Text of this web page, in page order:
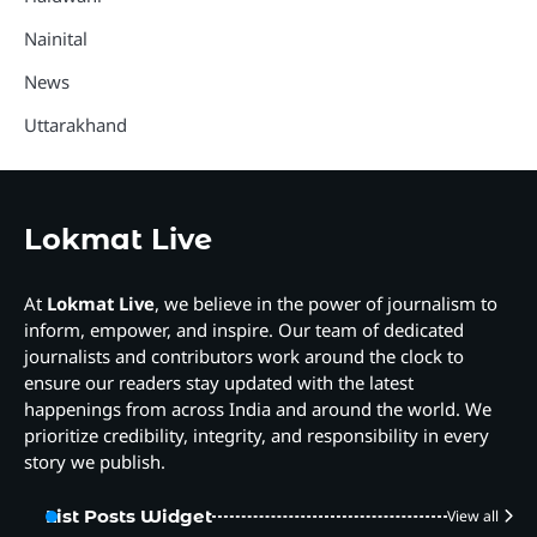
Nainital
News
Uttarakhand
Lokmat Live
At Lokmat Live, we believe in the power of journalism to
inform, empower, and inspire. Our team of dedicated
journalists and contributors work around the clock to
ensure our readers stay updated with the latest
happenings from across India and around the world. We
prioritize credibility, integrity, and responsibility in every
story we publish.
List Posts Widget View all